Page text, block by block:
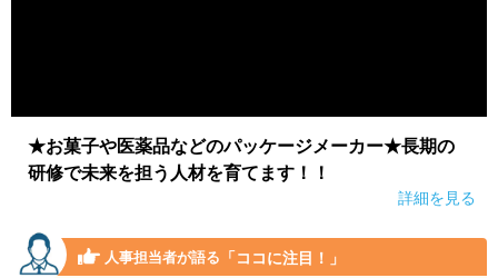
★お菓子や医薬品などのパッケージメーカー★長期の
研修で未来を担う人材を育てます！！
詳細を見る
人事担当者が語る 「ココに注目！」